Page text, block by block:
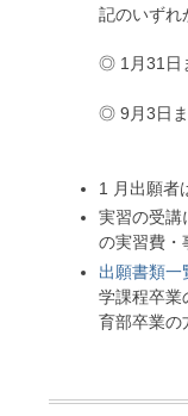
記のいずれ
◎ 1月31日
◎ 9月3日
1 月出願者
実習の受講
の実習費・
出願書類一
学課程卒業
育部卒業の